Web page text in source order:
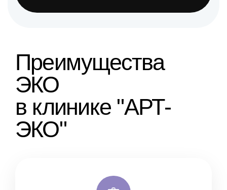
Преимущества
ЭКО
в клинике "АРТ-
ЭКО"